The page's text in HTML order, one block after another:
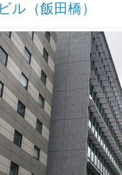
ル（飯田橋）